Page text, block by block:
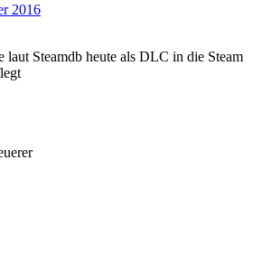
2016
Steamdb heute als DLC in die Steam